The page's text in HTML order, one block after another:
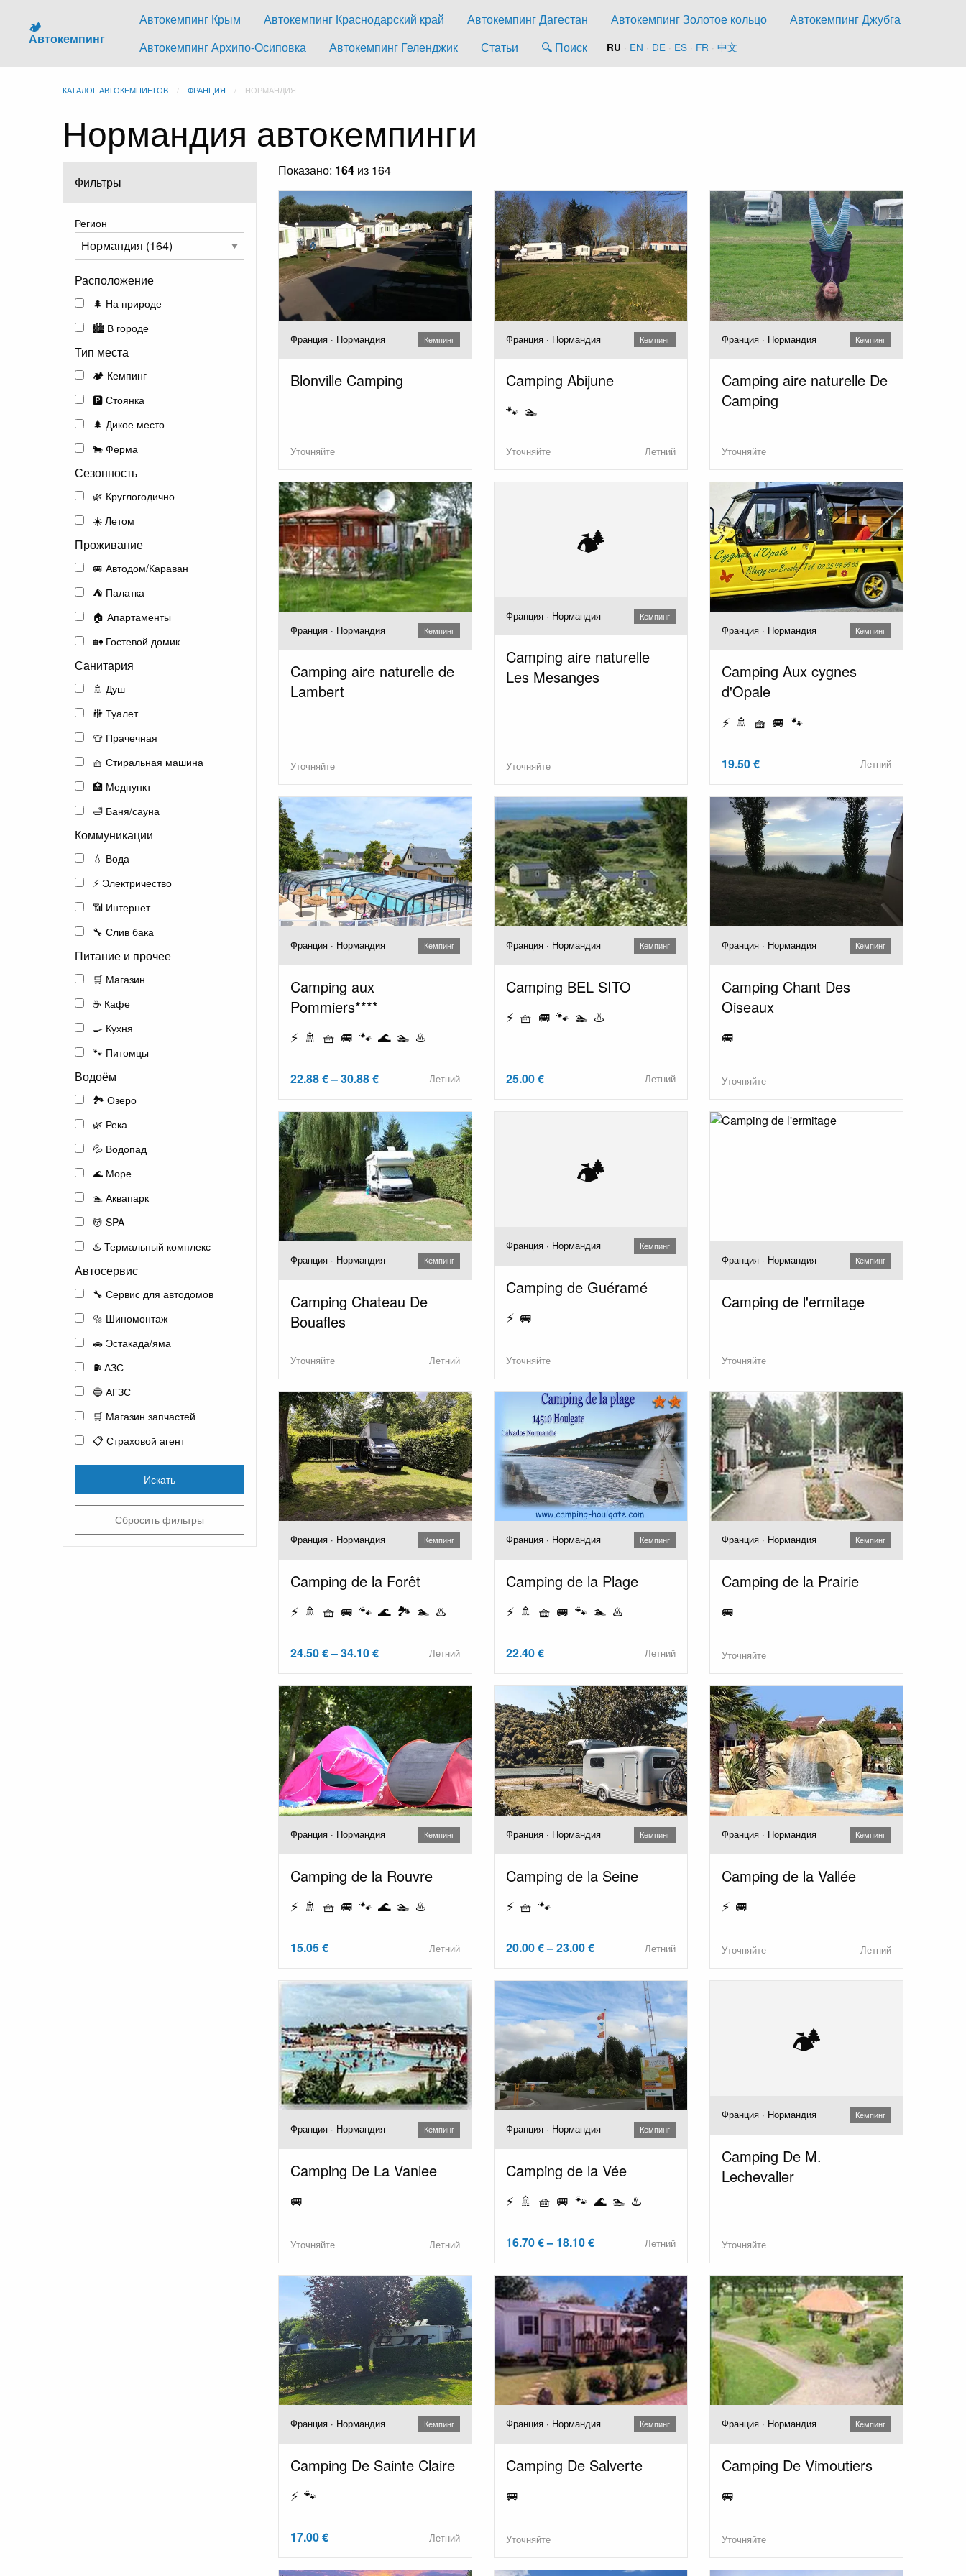
🏕️
Автокемпинг
Автокемпинг Крым Автокемпинг Краснодарский край Автокемпинг Дагестан Автокемпинг Золотое кольцо
Автокемпинг Джубга
Автокемпинг Архипо-Осиповка
Автокемпинг Геленджик Статьи 🔍 Поиск RU · EN · DE · ES · FR · 中文
КАТАЛОГ АВТОКЕМПИНГОВ ФРАНЦИЯ НОРМАНДИЯ
Нормандия автокемпинги
Фильтры
Регион
Расположение
🌲 На природе
🏙️ В городе
Тип места
🏕️ Кемпинг
🅿️ Стоянка
🌲 Дикое место
🐄 Ферма
Сезонность
🌿 Круглогодично
☀️ Летом
Проживание
🚐 Автодом/Караван
⛺ Палатка
🏠 Апартаменты
🏡 Гостевой домик
Санитария
🚿 Душ
🚻 Туалет
👕 Прачечная
🧺 Стиральная машина
🏥 Медпункт
🛁 Баня/сауна
Коммуникации
💧 Вода
⚡ Электричество
📶 Интернет
🔧 Слив бака
Питание и прочее
🛒 Магазин
☕ Кафе
🍳 Кухня
🐾 Питомцы
Водоём
🏞️ Озеро
🌿 Река
💦 Водопад
🌊 Море
🏊 Аквапарк
💆 SPA
♨️ Термальный комплекс
Автосервис
🔧 Сервис для автодомов
🔩 Шиномонтаж
🚗 Эстакада/яма
⛽ АЗС
🔵 АГЗС
🛒 Магазин запчастей
📋 Страховой агент
Искать
Сбросить фильтры
Показано: 164 из 164
Франция · Нормандия Кемпинг
Blonville Camping
Уточняйте
Франция · Нормандия Кемпинг
Camping Abijune
🐾 🏊
Уточняйте Летний
Франция · Нормандия Кемпинг
Camping aire naturelle De
Camping
Уточняйте
Франция · Нормандия Кемпинг
Camping aire naturelle de
Lambert
Уточняйте
🏕️
Франция · Нормандия Кемпинг
Camping aire naturelle
Les Mesanges
Уточняйте
Франция · Нормандия Кемпинг
Camping Aux cygnes
d'Opale
⚡ 🚿 🧺 🚐 🐾
19.50 € Летний
Франция · Нормандия Кемпинг
Camping aux
Pommiers****
⚡ 🚿 🧺 🚐 🐾 🌊 🏊 ♨️
22.88 € – 30.88 € Летний
Франция · Нормандия Кемпинг
Camping BEL SITO
⚡ 🧺 🚐 🐾 🏊 ♨️
25.00 € Летний
Франция · Нормандия Кемпинг
Camping Chant Des
Oiseaux
🚐
Уточняйте
Франция · Нормандия Кемпинг
Camping Chateau De
Bouafles
Уточняйте Летний
🏕️
Франция · Нормандия Кемпинг
Camping de Guéramé
⚡ 🚐
Уточняйте
Франция · Нормандия Кемпинг
Camping de l'ermitage
Уточняйте
Франция · Нормандия Кемпинг
Camping de la Forêt
⚡ 🚿 🧺 🚐 🐾 🌊 🏞️ 🏊 ♨️
24.50 € – 34.10 € Летний
Франция · Нормандия Кемпинг
Camping de la Plage
⚡ 🚿 🧺 🚐 🐾 🏊 ♨️
22.40 € Летний
Франция · Нормандия Кемпинг
Camping de la Prairie
🚐
Уточняйте
Франция · Нормандия Кемпинг
Camping de la Rouvre
⚡ 🚿 🧺 🚐 🐾 🌊 🏊 ♨️
15.05 € Летний
Франция · Нормандия Кемпинг
Camping de la Seine
⚡ 🧺 🐾
20.00 € – 23.00 € Летний
Франция · Нормандия Кемпинг
Camping de la Vallée
⚡ 🚐
Уточняйте Летний
Франция · Нормандия Кемпинг
Camping De La Vanlee
🚐
Уточняйте Летний
Франция · Нормандия Кемпинг
Camping de la Vée
⚡ 🚿 🧺 🚐 🐾 🌊 🏊 ♨️
16.70 € – 18.10 € Летний
🏕️
Франция · Нормандия Кемпинг
Camping De M.
Lechevalier
Уточняйте
Франция · Нормандия Кемпинг
Camping De Sainte Claire
⚡ 🐾
17.00 € Летний
Франция · Нормандия Кемпинг
Camping De Salverte
🚐
Уточняйте
Франция · Нормандия Кемпинг
Camping De Vimoutiers
🚐
Уточняйте